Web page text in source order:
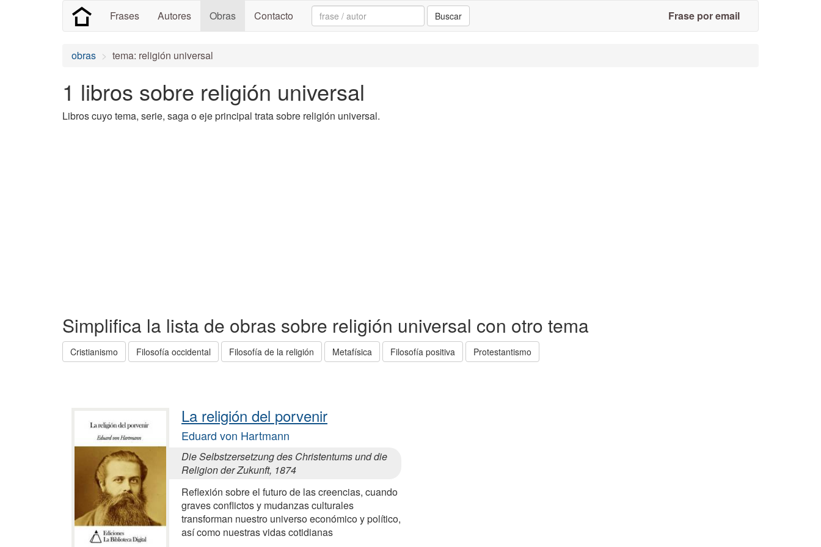
Frases Autores Obras Contacto Search: Buscar Frase por email
obras tema: religión universal
1 libros sobre religión universal
Libros cuyo tema, serie, saga o eje principal trata sobre religión universal.
Simplifica la lista de obras sobre religión universal con otro tema
Cristianismo Filosofía occidental Filosofía de la religión Metafísica Filosofía positiva Protestantismo
La religión del porvenir
Eduard von Hartmann
Die Selbstzersetzung des Christentums und die
Religion der Zukunft, 1874
Reflexión sobre el futuro de las creencias, cuando
graves conflictos y mudanzas culturales
transforman nuestro universo económico y político,
así como nuestras vidas cotidianas